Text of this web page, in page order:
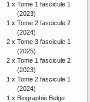
1 x Tome 1 fascicule 1
(2023)
1 x Tome 2 fascicule 2
(2024)
2 x Tome 3 fascicule 1
(2025)
2 x Tome 1 fascicule 2
(2023)
1 x Tome 2 fascicule 1
(2024)
1 x Biographie Belge